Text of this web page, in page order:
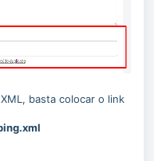
basta colocar o link